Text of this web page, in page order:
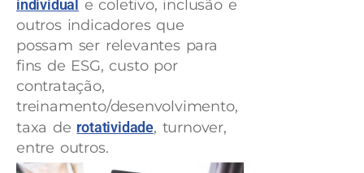
individual
e coletivo, inclusão e
outros indicadores que
possam ser relevantes para
fins de ESG, custo por
contratação,
treinamento/desenvolvimento,
taxa de rotatividade, turnover,
entre outros.